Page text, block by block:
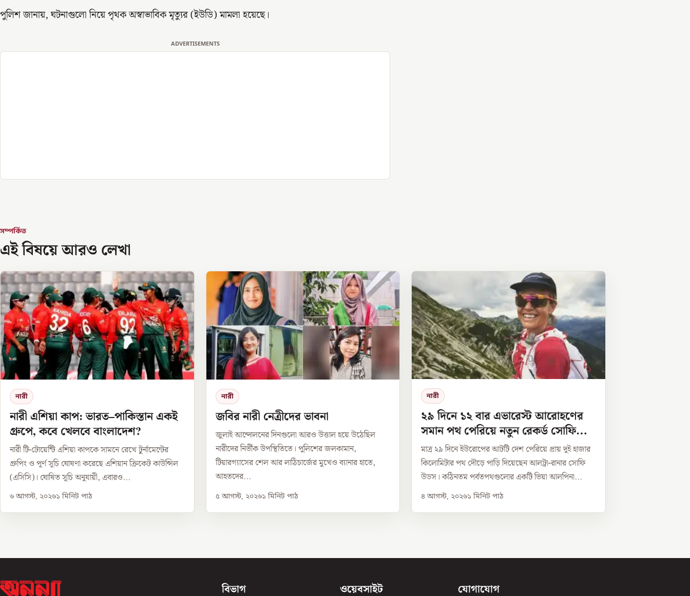
পুলিশ জানায়, ঘটনাগুলো নিয়ে পৃথক অস্বাভাবিক মৃত্যুর (ইউডি) মামলা হয়েছে।
ADVERTISEMENTS
সম্পর্কিত
এই বিষয়ে আরও লেখা
নারী
নারী এশিয়া কাপ: ভারত–পাকিস্তান একই
গ্রুপে, কবে খেলবে বাংলাদেশ?
নারী টি-টোয়েন্টি এশিয়া কাপকে সামনে রেখে টুর্নামেন্টের
গ্রুপিং ও পূর্ণ সূচি ঘোষণা করেছে এশিয়ান ক্রিকেট কাউন্সিল
(এসিসি)। ঘোষিত সূচি অনুযায়ী, এবারও...
৬ আগস্ট, ২০২৬১ মিনিট পাঠ
নারী
জবির নারী নেত্রীদের ভাবনা
জুলাই আন্দোলনের দিনগুলো আরও উত্তাল হয়ে উঠেছিল
নারীদের নির্ভীক উপস্থিতিতে। পুলিশের জলকামান,
টিয়ারগ্যাসের শেল আর লাঠিচার্জের মুখেও ব্যানার হাতে,
আহতদের...
৫ আগস্ট, ২০২৬১ মিনিট পাঠ
নারী
২৯ দিনে ১২ বার এভারেস্ট আরোহণের
সমান পথ পেরিয়ে নতুন রেকর্ড সোফি
উডসের
মাত্র ২৯ দিনে ইউরোপের আটটি দেশ পেরিয়ে প্রায় দুই হাজার
কিলোমিটার পথ দৌড়ে পাড়ি দিয়েছেন আলট্রা-রানার সোফি
উডস। কঠিনতম পর্বতপথগুলোর একটি ভিয়া আলপিনা...
৪ আগস্ট, ২০২৬১ মিনিট পাঠ
বিভাগ ওয়েবসাইট যোগাযোগ